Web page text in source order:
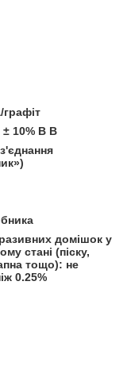
графіт
± 10% В В
домішок у
стані (піску,
тощо): не
0.25%